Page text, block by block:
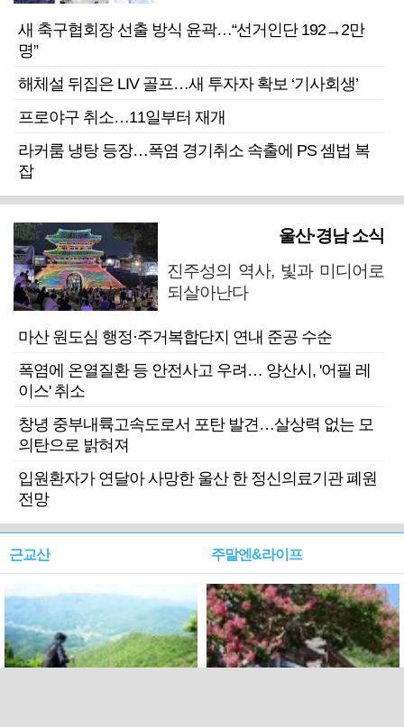
새 축구협회장 선출 방식 윤곽…“선거인단 192→2만
명”
해체설 뒤집은 LIV 골프…새 투자자 확보 ‘기사회생’
프로야구 취소…11일부터 재개
라커룸 냉탕 등장…폭염 경기취소 속출에 PS 셈법 복
잡
울산·경남 소식
진주성의 역사, 빛과 미디어로
되살아난다
마산 원도심 행정·주거복합단지 연내 준공 수순
폭염에 온열질환 등 안전사고 우려… 양산시, '어필 레
이스' 취소
창녕 중부내륙고속도로서 포탄 발견…살상력 없는 모
의탄으로 밝혀져
입원환자가 연달아 사망한 울산 한 정신의료기관 폐원
전망
근교산 주말엔&라이프